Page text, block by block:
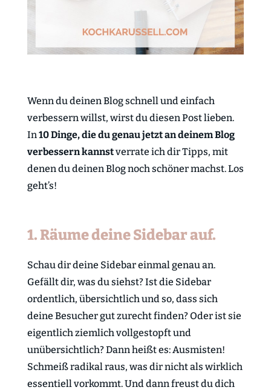
Wenn du deinen Blog schnell und einfach
verbessern willst, wirst du diesen Post lieben.
In 10 Dinge, die du genau jetzt an deinem Blog
verbessern kannstverrate ich dir Tipps, mit
denen du deinen Blog noch schöner machst. Los
geht’s!
1. Räume deine Sidebar auf.
Schau dir deine Sidebar einmal genau an.
Gefällt dir, was du siehst? Ist die Sidebar
ordentlich, übersichtlich und so, dass sich
deine Besucher gut zurecht finden? Oder ist sie
eigentlich ziemlich vollgestopft und
unübersichtlich? Dann heißt es: Ausmisten!
Schmeiß radikal raus, was dir nicht als wirklich
essentiell vorkommt. Und dann freust du dich